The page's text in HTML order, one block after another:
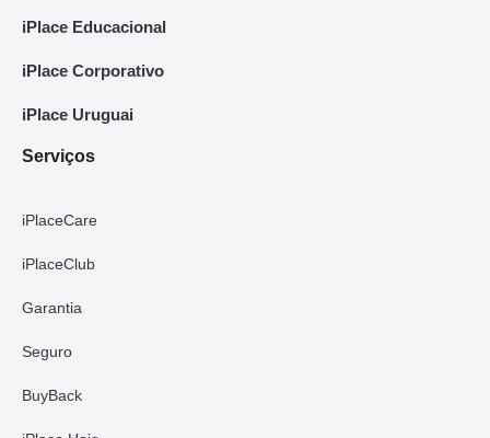
iPlace Educacional
iPlace Corporativo
iPlace Uruguai
Serviços
iPlaceCare
iPlaceClub
Garantia
Seguro
BuyBack